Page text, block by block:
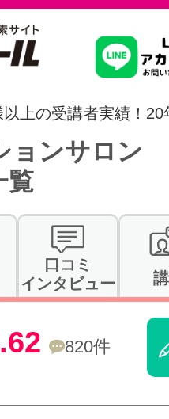
習いたいこ
スクールを
駅・路線か
通信講座を
体験レッス
上の受講者実績！20
ョンサロン
覧
口コミ
インタビュー
820件